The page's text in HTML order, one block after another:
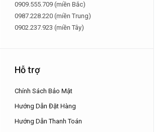
0909.555.709 (miền Bắc)
0987.228.220 (miền Trung)
0902.237.923 (miền Tây)
Hỗ trợ
Chính Sách Bảo Mật
Hướng Dẫn Đặt Hàng
Hướng Dẫn Thanh Toán